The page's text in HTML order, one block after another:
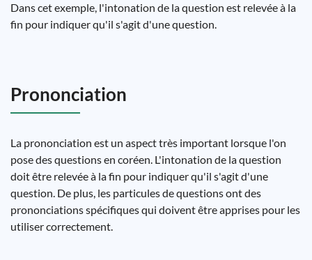
Dans cet exemple, l'intonation de la question est relevée à la
fin pour indiquer qu'il s'agit d'une question.
Prononciation
La prononciation est un aspect très important lorsque l'on
pose des questions en coréen. L'intonation de la question
doit être relevée à la fin pour indiquer qu'il s'agit d'une
question. De plus, les particules de questions ont des
prononciations spécifiques qui doivent être apprises pour les
utiliser correctement.